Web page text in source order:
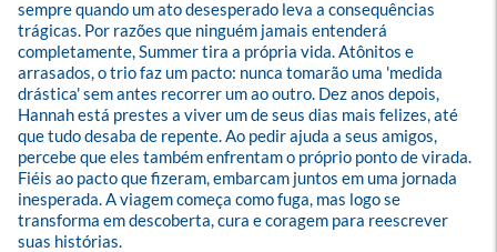
sempre quando um ato desesperado leva a consequências
trágicas. Por razões que ninguém jamais entenderá
completamente, Summer tira a própria vida. Atônitos e
arrasados, o trio faz um pacto: nunca tomarão uma 'medida
drástica' sem antes recorrer um ao outro. Dez anos depois,
Hannah está prestes a viver um de seus dias mais felizes, até
que tudo desaba de repente. Ao pedir ajuda a seus amigos,
percebe que eles também enfrentam o próprio ponto de virada.
Fiéis ao pacto que fizeram, embarcam juntos em uma jornada
inesperada. A viagem começa como fuga, mas logo se
transforma em descoberta, cura e coragem para reescrever
suas histórias.